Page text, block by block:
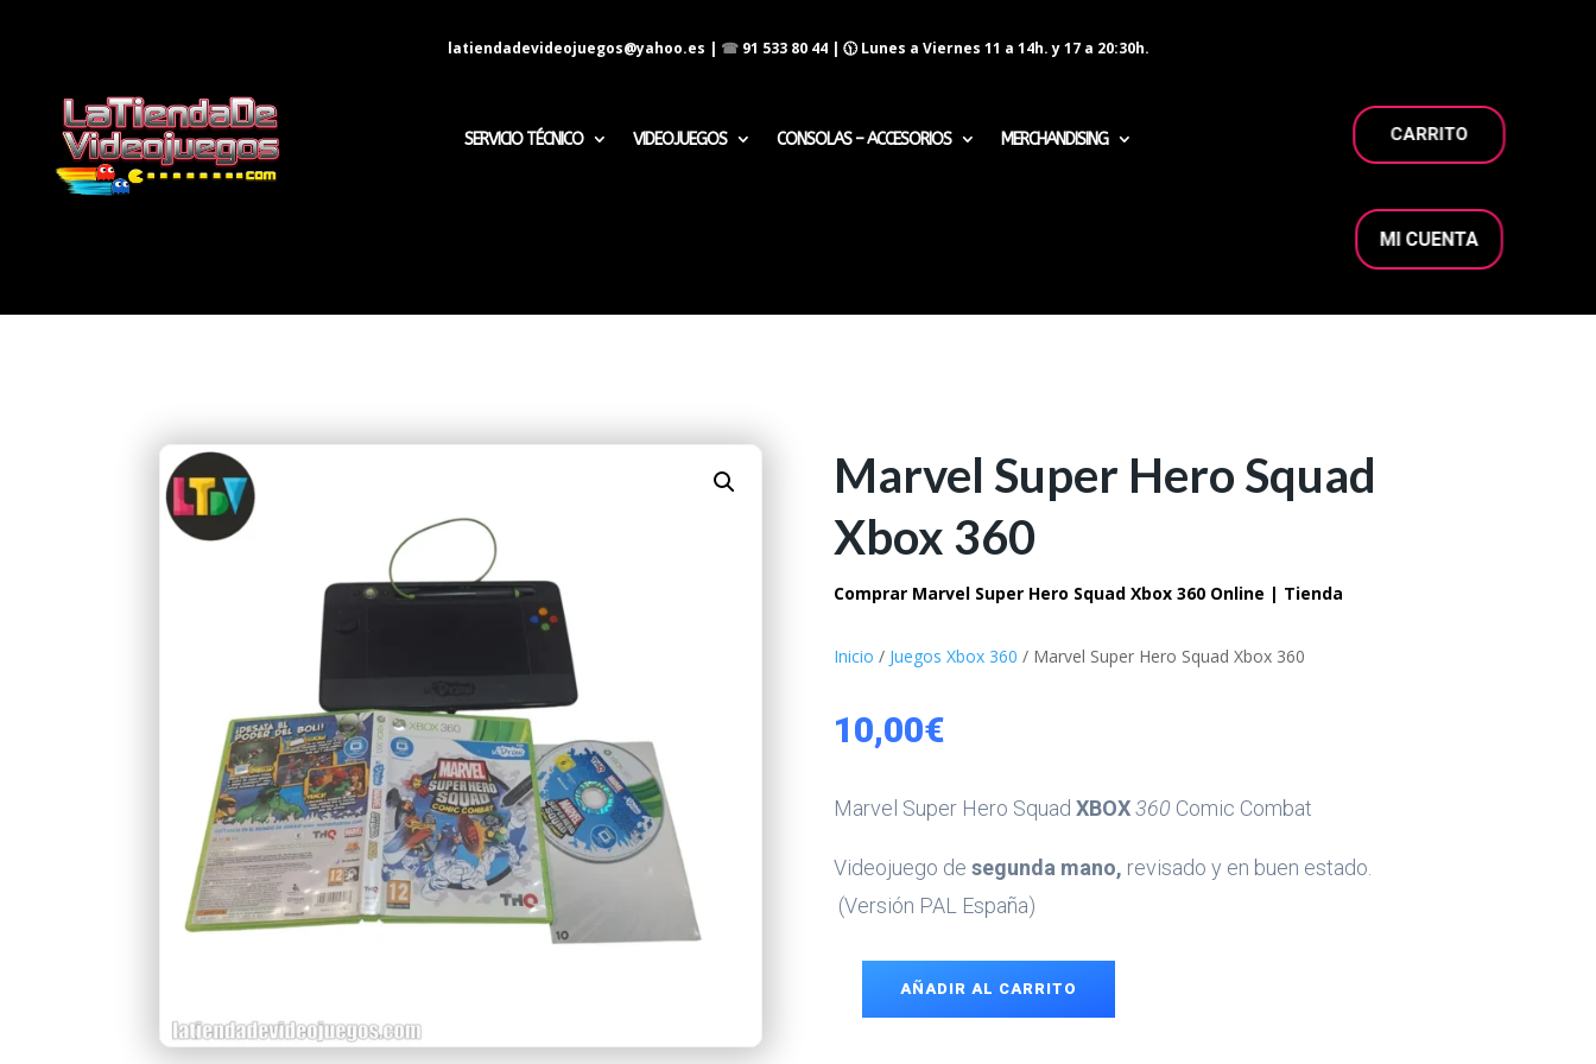
latiendadevideojuegos@yahoo.es | ☎ 91 533 80 44| 🕦 Lunes a Viernes 11 a 14h. y 17 a 20:30h.
SERVICIO TÉCNICO VIDEOJUEGOS CONSOLAS – ACCESORIOS MERCHANDISING CARRITO
MI CUENTA
Marvel Super Hero Squad
Xbox 360
Comprar Marvel Super Hero Squad Xbox 360 Online | Tienda
Inicio / Juegos Xbox 360 / Marvel Super Hero Squad Xbox 360
10,00€
Marvel Super Hero Squad XBOX360 Comic Combat
Videojuego de segunda mano, revisado y en buen estado.
(Versión PAL España)
AÑADIR AL CARRITO